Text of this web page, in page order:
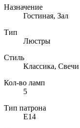
Назначение
Гостиная, Зал
Тип
Люстры
Стиль
Классика, Свечи
Кол-во ламп
5
Тип патрона
E14